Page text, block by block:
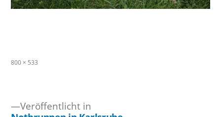
Originalgröße
800 × 533
Veröffentlicht in